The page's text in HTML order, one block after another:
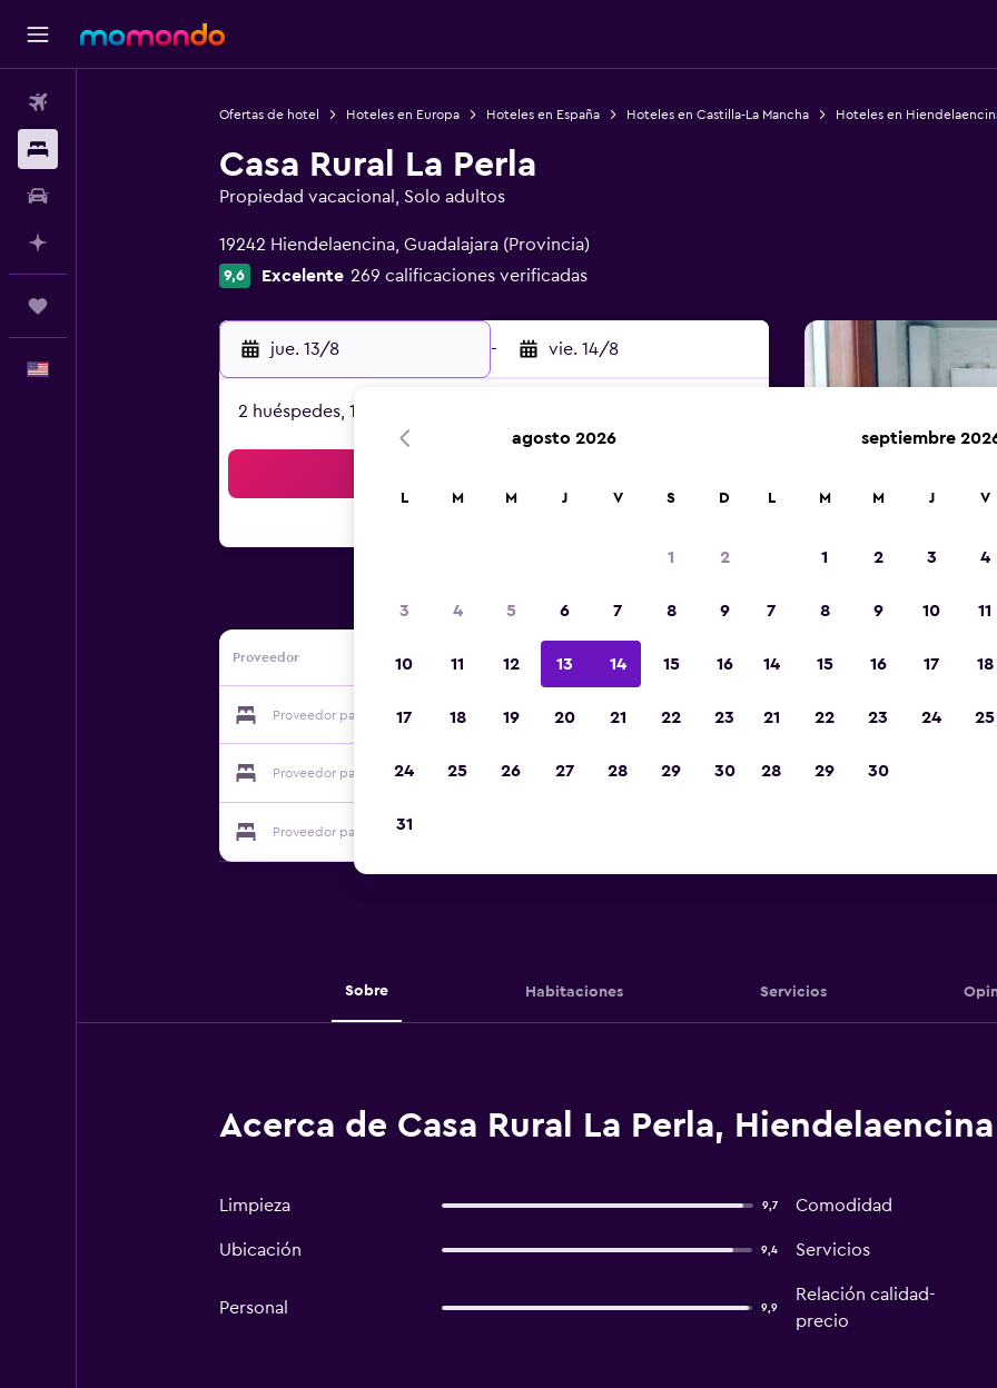
Ofertas de hotel Hoteles en Europa Hoteles en España Hoteles en Castilla-La Mancha Hoteles en
Casa Rural La Perla
Propiedad vacacional, Solo adultos
19242 Hiendelaencina, Guadalajara (Provincia)
9,6 Excelente 269 calificaciones verificadas
jue. 13/8 - vie. 14/8
2 huéspedes, 1 habitación
Proveedor
Proveedor para Casa Rural La Perla Ver precios
Proveedor para Casa Rural La Perla Ver precios
Proveedor para Casa Rural La Perla
Fotos
Sobre Habitaciones Servicios
Acerca de Casa Rural La Perla, Hiendelaencina
Limpieza 9,7 Comodidad
Ubicación 9,4 Servicios
Personal 9,9
Relación calidad-
precio
agosto 2026
L M M J V S D
1 2
3 4 5 6 7 8 9
10 11 12 13 14 15 16
17 18 19 20 21 22 23
24 25 26 27 28 29 30
31
septiembre
L M M J V
1 2 3 4
7 8 9 10 11
14 15 16 17 18
21 22 23 24 25
28 29 30